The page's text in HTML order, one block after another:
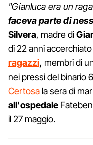
"Gianluca era un
faceva parte di
Silvera, madre di
di 22 anni
ragazzi, membri di
nei pressi del binario
Certosa la sera di
all'ospedale
il 27 maggio.